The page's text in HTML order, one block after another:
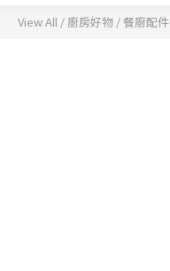
View All / 廚房好物 /餐廚配件